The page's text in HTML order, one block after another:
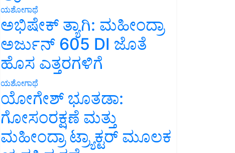
ಯಶೋಗಾಥೆ
ಅಭಿಷೇಕ್ ತ್ಯಾಗಿ: ಮಹೀಂದ್ರಾ
ಅರ್ಜುನ್ 605 DI ಜೊತೆ
ಹೊಸ ಎತ್ತರಗಳಿಗೆ
ಯಶೋಗಾಥೆ
ಯೋಗೇಶ್ ಭೂತಡಾ:
ಗೋಸಂರಕ್ಷಣೆ ಮತ್ತು
ಮಹೀಂದ್ರಾ ಟ್ರ್ಯಾಕ್ಟರ್ ಮೂಲಕ